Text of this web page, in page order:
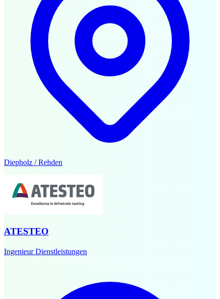
Diepholz / Rehden
ATESTEO
Ingenieur Dienstleistungen